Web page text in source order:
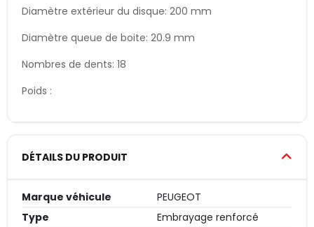
Diamètre extérieur du disque: 200 mm
Diamètre queue de boite: 20.9 mm
Nombres de dents: 18
Poids :
DÉTAILS DU PRODUIT
Marque véhicule
PEUGEOT
Type
Embrayage renforcé